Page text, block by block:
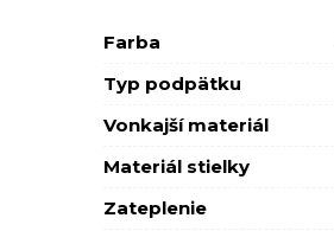
Farba
Typ podpätku
Vonkajší materiál
Materiál stielky
Zateplenie